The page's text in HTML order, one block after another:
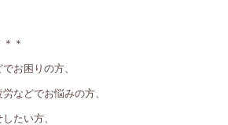
＊
お困りの方、
などでお悩みの方、
たい方、